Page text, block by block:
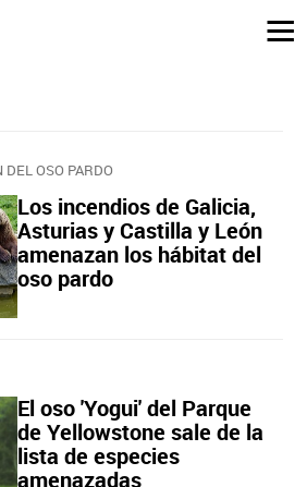
OSO PARDO
Los incendios de Galicia,
Asturias y Castilla y León
amenazan los hábitat del
oso pardo
El oso 'Yogui' del Parque
de Yellowstone sale de la
lista de especies
amenazadas